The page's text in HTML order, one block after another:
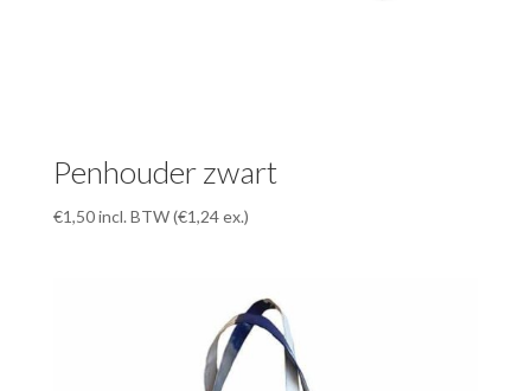
Penhouder zwart
€1,50incl. BTW (€1,24ex.)